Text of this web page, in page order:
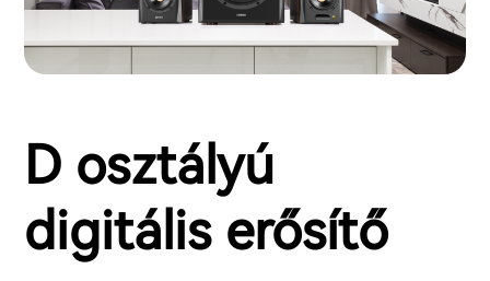
D osztályú
digitális erősítő